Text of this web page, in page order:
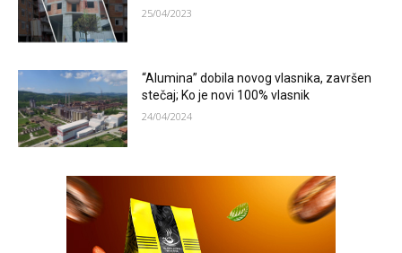
25/04/2023
“Alumina” dobila novog vlasnika, završen
stečaj; Ko je novi 100% vlasnik
24/04/2024